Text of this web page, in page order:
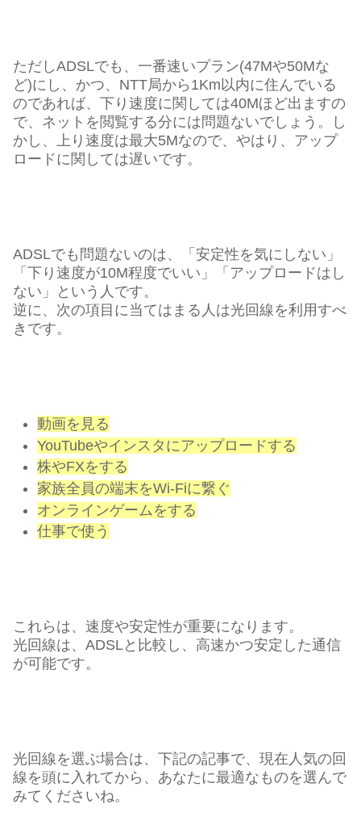
ただしADSLでも、一番速いプラン(47Mや50Mな
ど)にし、かつ、NTT局から1Km以内に住んでいる
のであれば、下り速度に関しては40Mほど出ますの
で、ネットを閲覧する分には問題ないでしょう。し
かし、上り速度は最大5Mなので、やはり、アップ
ロードに関しては遅いです。
ADSLでも問題ないのは、「安定性を気にしない」
「下り速度が10M程度でいい」「アップロードはし
ない」という人です。
逆に、次の項目に当てはまる人は光回線を利用すべ
きです。
動画を見る
YouTubeやインスタにアップロードする
株やFXをする
家族全員の端末をWi-Fiに繋ぐ
オンラインゲームをする
仕事で使う
これらは、速度や安定性が重要になります。
光回線は、ADSLと比較し、高速かつ安定した通信
が可能です。
光回線を選ぶ場合は、下記の記事で、現在人気の回
線を頭に入れてから、あなたに最適なものを選んで
みてくださいね。